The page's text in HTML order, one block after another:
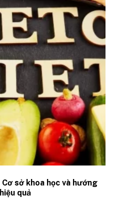
sở khoa học và hướng
quả